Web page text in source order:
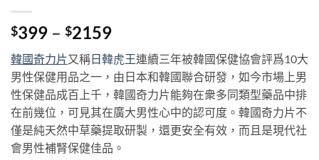
$399 – $2159Price
range:
$399
through
$2159
韓國奇力片又稱日韓虎王連續三年被韓國保健協會評爲10大
男性保健用品之一，由日本和韓國聯合研發，如今市場上男
性保健品成百上千，韓國奇力片能夠在衆多同類型藥品中排
在前幾位，可見其在廣大男性心中的認可度。韓國奇力片不
僅是純天然中草藥提取研製，還更安全有效，而且是現代社
會男性補腎保健佳品。